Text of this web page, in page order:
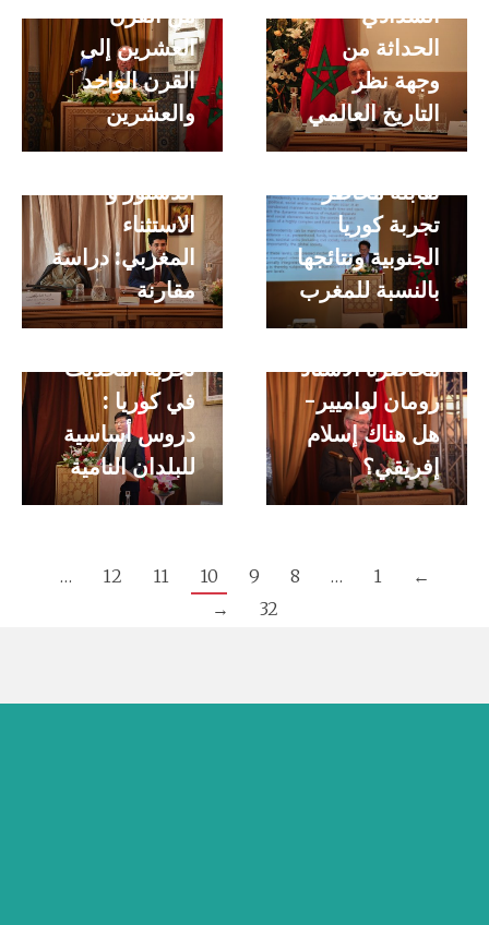
من القرن
العشرين إلى
القرن الواحد
والعشرين
الشدادي –
الحداثة من
وجهة نظر
التاريخ العالمي
محاضرة الأستاذ
عبد الحق
العزوزي –
إضاءات على
الدستور و
الاستثناء
المغربي: دراسة
مقارنة
محاضرة الأستاذ
شانغ كيونغ
سوب – الحداثة
المظغوطة إنجاز
تقابله مخاطر –
تجربة كوريا
الجنوبية ونتائجها
بالنسبة للمغرب
محاضرة الأستاذ
سُنغسو كيم.-
تجربة التحديث
في كوريا :
دروس أساسية
للبلدان النامية
محاضرة الأستاذ
رومان لواميير-
هل هناك إسلام
إفريقي؟
←
1
…
8
9
10
11
12
…
32
→